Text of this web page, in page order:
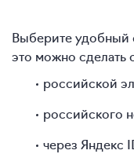
Выберите удобный
это можно
российской
российского
через Яндекс